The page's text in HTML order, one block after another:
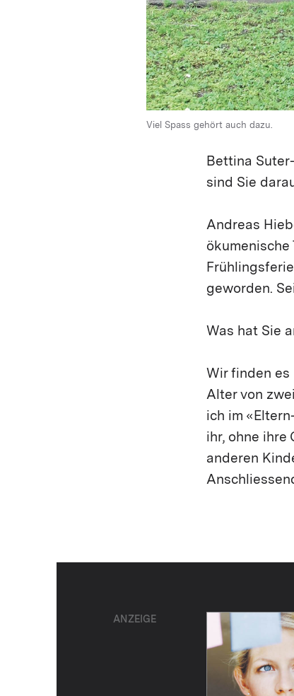
Viel Spass gehört auch dazu.
Bettina
sind Sie
Andreas
ökumenische
geworden.
Was hat Sie
Wir finden es
Alter von
ich im
ihr, ohne ihre
anderen
ANZEIGE